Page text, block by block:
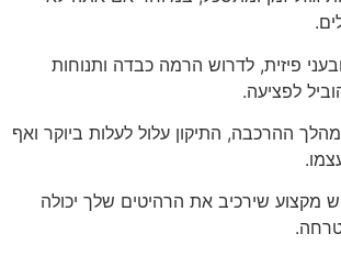
פיזית, לדרוש הרמה כבדה ותנוחות
לפציעה.
ההרכבה, התיקון עלול לעלות ביוקר ואף
מקצוע שירכיב את הרהיטים שלך יכולה